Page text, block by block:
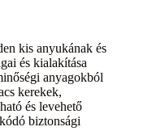
kis anyukának és
és kialakítása
anyagokból
kerekek,
és levehető
biztonsági